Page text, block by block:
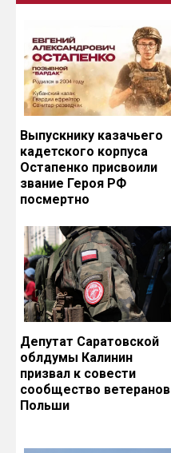
Выпускнику казачьего
кадетского корпуса
Остапенко присвоили
звание Героя РФ
посмертно
Депутат Саратовской
облдумы Калинин
призвал к совести
сообщество ветеранов
Польши